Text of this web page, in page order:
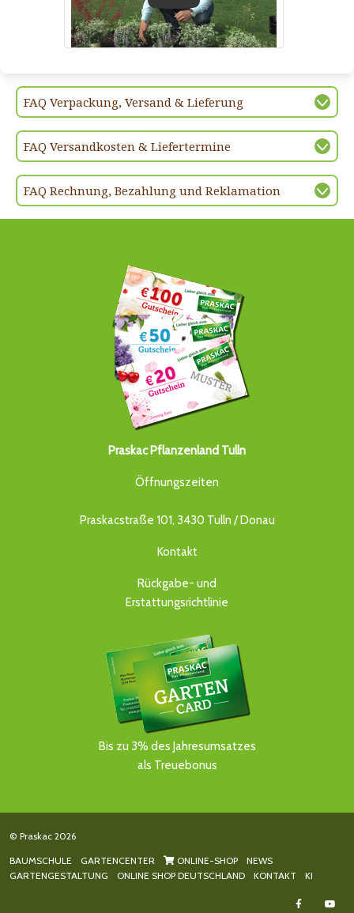
FAQ Verpackung, Versand & Lieferung
FAQ Versandkosten & Liefertermine
FAQ Rechnung, Bezahlung und Reklamation
Praskac Pflanzenland Tulln
Öffnungszeiten
Praskacstraße 101, 3430 Tulln / Donau
Kontakt
Rückgabe- und
Erstattungsrichtlinie
Bis zu 3% des Jahresumsatzes
als Treuebonus
© Praskac 2026
BAUMSCHULE GARTENCENTER ONLINE-SHOP
NEWS
GARTENGESTALTUNG
ONLINE SHOP DEUTSCHLAND KONTAKT KI